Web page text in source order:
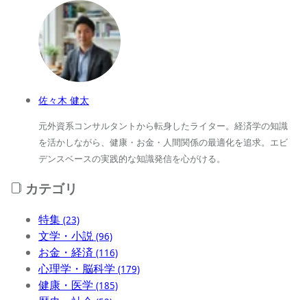
佐々木 健太
元外資系コンサルタントから転身したライター。経済学の知識
を活かしながら、健康・お金・人間関係の最適化を追求。エビ
デンスベースの実践的な知識発信を心がける。
カテゴリ
特集 (23)
文学・小説 (96)
お金・経済 (116)
心理学・脳科学 (179)
健康・医学 (185)